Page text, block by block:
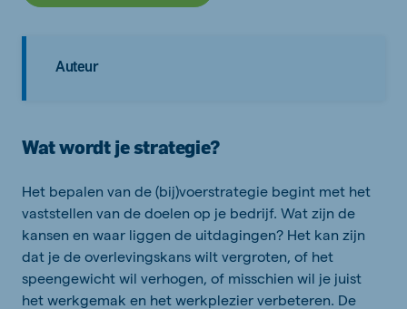
Auteur
Wat wordt je strategie?
Het bepalen van de (bij)voerstrategie begint met het
vaststellen van de doelen op je bedrijf. Wat zijn de
kansen en waar liggen de uitdagingen? Het kan zijn
dat je de overlevingskans wilt vergroten, of het
speengewicht wil verhogen, of misschien wil je juist
het werkgemak en het werkplezier verbeteren. De